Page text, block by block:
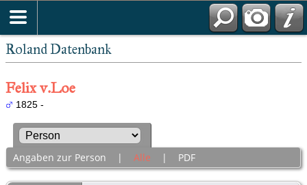
Roland Datenbank
Felix v.Loe
1825 -
Angaben zur Person | Alle | PDF